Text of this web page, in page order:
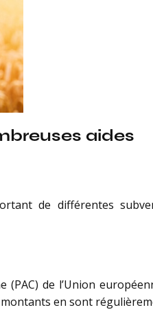
aides
de différentes
de l’Union
en sont